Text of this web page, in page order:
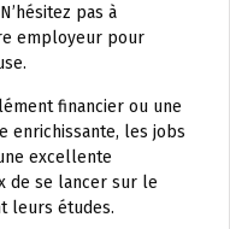
pas à
employeur pour
financier ou une
enrichissante, les jobs
excellente
de se lancer sur le
leurs études.